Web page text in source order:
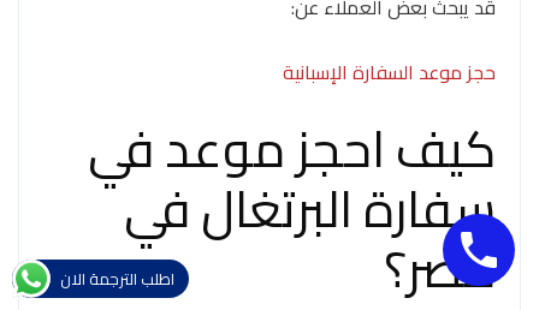
حجز موعد السفارة الإسبانية
كيف احجز موعد في
سفارة البرتغال في
مصر؟ اطلب الترجمة الان